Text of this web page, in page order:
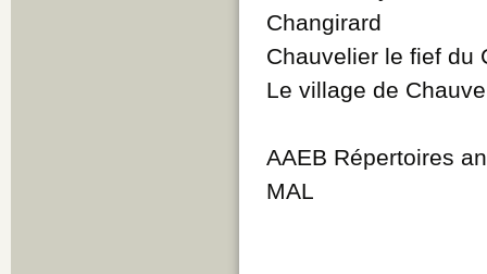
Changirard
Chauvelier le fief du
Le village de
AAEB Répertoires
MAL